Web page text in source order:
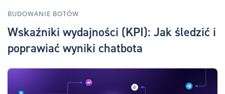
BUDOWANIE BOTÓW
Wskaźniki wydajności (KPI): Jak śledzić i
poprawiać wyniki chatbota